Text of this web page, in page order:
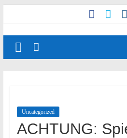
Uncategorized
ACHTUNG: